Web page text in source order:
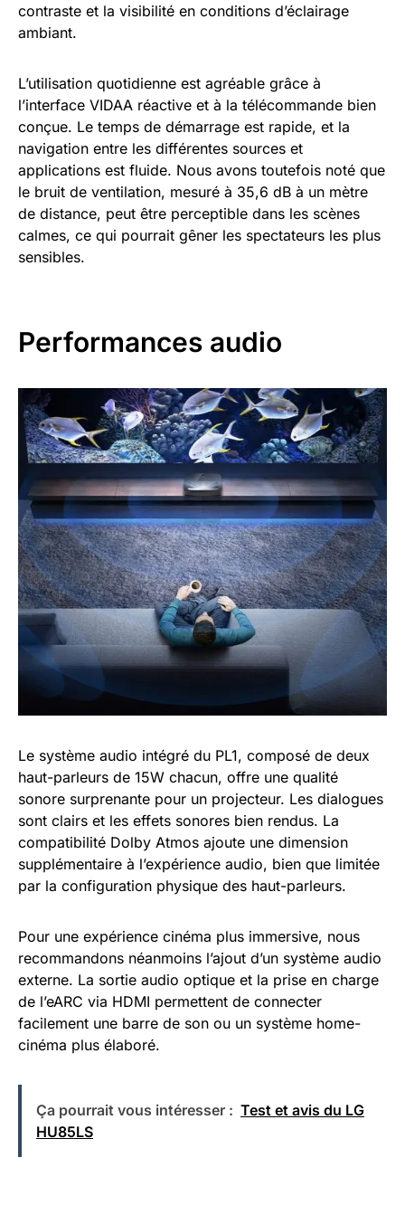
contraste et la visibilité en conditions d’éclairage
ambiant.
L’utilisation quotidienne est agréable grâce à
l’interface VIDAA réactive et à la télécommande bien
conçue. Le temps de démarrage est rapide, et la
navigation entre les différentes sources et
applications est fluide. Nous avons toutefois noté que
le bruit de ventilation, mesuré à 35,6 dB à un mètre
de distance, peut être perceptible dans les scènes
calmes, ce qui pourrait gêner les spectateurs les plus
sensibles.
Performances audio
Le système audio intégré du PL1, composé de deux
haut-parleurs de 15W chacun, offre une qualité
sonore surprenante pour un projecteur. Les dialogues
sont clairs et les effets sonores bien rendus. La
compatibilité Dolby Atmos ajoute une dimension
supplémentaire à l’expérience audio, bien que limitée
par la configuration physique des haut-parleurs.
Pour une expérience cinéma plus immersive, nous
recommandons néanmoins l’ajout d’un système audio
externe. La sortie audio optique et la prise en charge
de l’eARC via HDMI permettent de connecter
facilement une barre de son ou un système home-
cinéma plus élaboré.
Ça pourrait vous intéresser : Test et avis du LG
HU85LS